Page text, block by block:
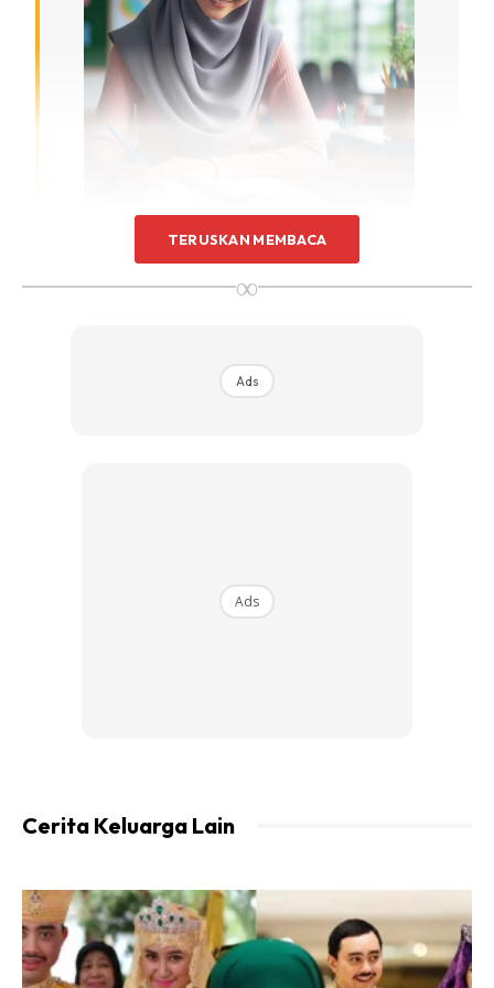
“Tahun Ini, Kita Berjaya Mendapatkan
Calon Dan Membuat Penawaran 100
Timbalan Menteri Pendidikan, Wong Kah Woh pada Persidangan Dewan
Rakyat sempena Mesyuarat Ketiga Penggal Ketiga Parlimen ke-15 di
Bangunan Parlimen Kuala Lumpur, hari ini. – Foto BERNAMA
TERUSKAN MEMBACA
∞
Ads
Ads
Cerita Keluarga Lain